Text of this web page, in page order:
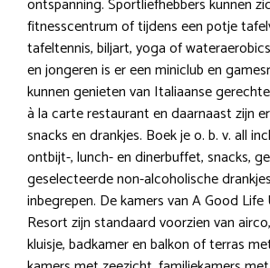
fitnesscentrum of tijdens een potje
tafeltennis, biljart, yoga of
en jongeren is er een miniclub en
kunnen genieten van Italiaanse
à la carte restaurant en daarnaast zijn
snacks en drankjes. Boek je o. b. v. all
ontbijt-, lunch- en dinerbuffet, snacks,
geselecteerde non-alcoholische
inbegrepen. De kamers van A Good
Resort zijn standaard voorzien van
kluisje, badkamer en balkon of terras